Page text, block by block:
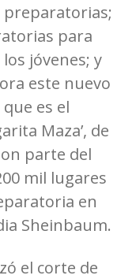
para
jóvenes; y
este nuevo
es el
Maza’, de
parte del
mil lugares
en
Sheinbaum.
el corte de